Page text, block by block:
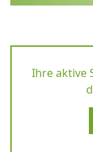
Ihre aktive